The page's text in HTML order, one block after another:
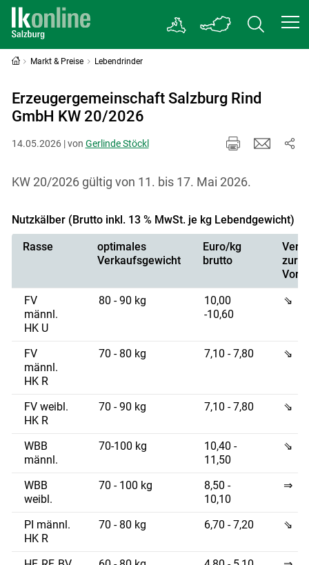
Markt & Preise Lebendrinder
Erzeugergemeinschaft Salzburg Rind
GmbH KW 20/2026
14.05.2026 | von Gerlinde Stöckl
KW 20/2026 gültig von 11. bis 17. Mai 2026.
Nutzkälber (Brutto inkl. 13 % MwSt. je kg Lebendgewicht)
Rasse
optimales
Verkaufsgewicht
Euro/kg
brutto
zur
FV
männl.
HK U
80 - 90 kg
10,00
-10,60
⇘
FV
männl.
HK R
70 - 80 kg 7,10 - 7,80 ⇘
FV weibl.
HK R
70 - 90 kg 7,10 - 7,80 ⇘
WBB
männl.
70-100 kg
10,40 -
11,50
⇘
WBB
weibl.
70 - 100 kg
8,50 -
10,10
⇒
PI männl.
HK R
70 - 80 kg 6,70 - 7,20 ⇘